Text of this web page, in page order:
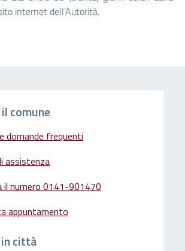
internet dell’Autorità.
comune
domande frequenti
assistenza
il numero 0141-901470
appuntamento
città